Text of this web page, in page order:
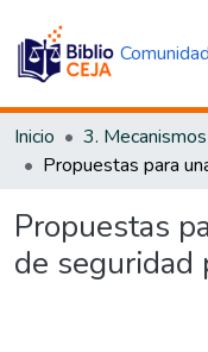
Inicio
Propuestas
de seguridad